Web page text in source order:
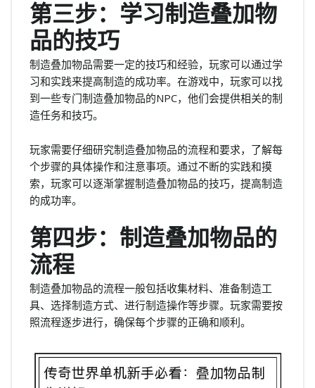
第三步：学习制造叠加物
品的技巧
制造叠加物品需要一定的技巧和经验，玩家可以通过学
习和实践来提高制造的成功率。在游戏中，玩家可以找
到一些专门制造叠加物品的NPC，他们会提供相关的制
造任务和技巧。
玩家需要仔细研究制造叠加物品的流程和要求，了解每
个步骤的具体操作和注意事项。通过不断的实践和摸
索，玩家可以逐渐掌握制造叠加物品的技巧，提高制造
的成功率。
第四步：制造叠加物品的
流程
制造叠加物品的流程一般包括收集材料、准备制造工
具、选择制造方式、进行制造操作等步骤。玩家需要按
照流程逐步进行，确保每个步骤的正确和顺利。